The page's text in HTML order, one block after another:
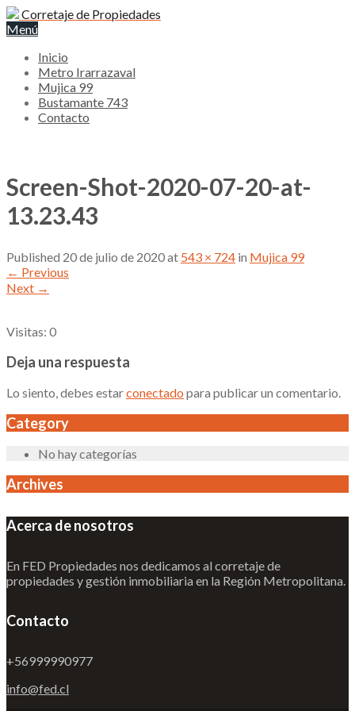
Corretaje de Propiedades
Menú
Inicio
Metro Irarrazaval
Mujica 99
Bustamante 743
Contacto
Screen-Shot-2020-07-20-at-
13.23.43
Published 20 de julio de 2020at 543 × 724 in Mujica 99
← Previous
Next →
Visitas: 0
Deja una respuesta
Lo siento, debes estarconectado para publicar un comentario.
Category
No hay categorías
Archives
Acerca de nosotros
En FED Propiedades nos dedicamos al corretaje de
propiedades y gestión inmobiliaria en la Región Metropolitana.
Contacto
+56999990977
info@fed.cl